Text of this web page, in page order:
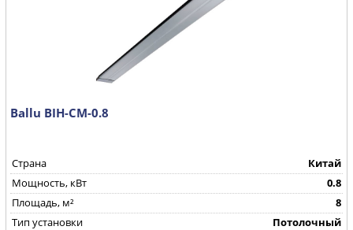
Ballu BIH-CM-0.8
Страна
Китай
Мощность, кВт
0.8
Площадь, м²
8
Тип установки
Потолочный